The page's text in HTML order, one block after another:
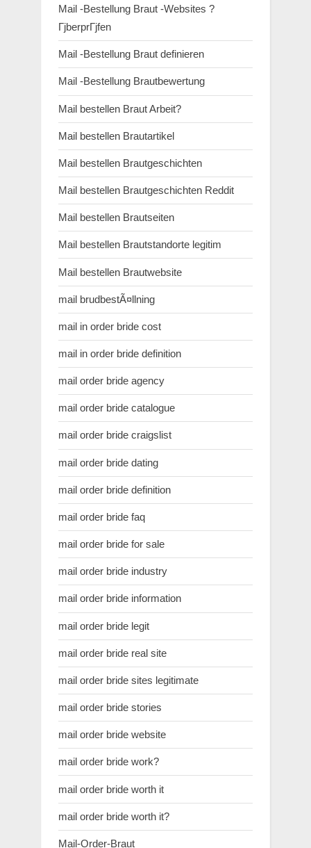
Mail -Bestellung Braut -Websites ?
ГјberprГјfen
Mail -Bestellung Braut definieren
Mail -Bestellung Brautbewertung
Mail bestellen Braut Arbeit?
Mail bestellen Brautartikel
Mail bestellen Brautgeschichten
Mail bestellen Brautgeschichten Reddit
Mail bestellen Brautseiten
Mail bestellen Brautstandorte legitim
Mail bestellen Brautwebsite
mail brudbestÃ¤llning
mail in order bride cost
mail in order bride definition
mail order bride agency
mail order bride catalogue
mail order bride craigslist
mail order bride dating
mail order bride definition
mail order bride faq
mail order bride for sale
mail order bride industry
mail order bride information
mail order bride legit
mail order bride real site
mail order bride sites legitimate
mail order bride stories
mail order bride website
mail order bride work?
mail order bride worth it
mail order bride worth it?
Mail-Order-Braut